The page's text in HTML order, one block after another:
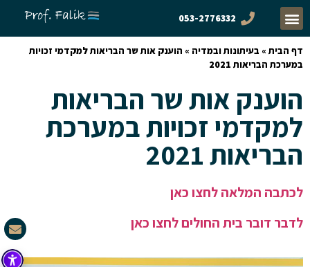
053-2776332
דף הבית » בעיתונות ובמדיה » הוענק אות שר הבריאות למקדמי זכויות
במערכת הבריאות 2021
הוענק אות שר הבריאות
למקדמי זכויות במערכת
הבריאות 2021
לכתבה המלאה לחצו כאן
לדבר דובר בית החולים לחצו כאן